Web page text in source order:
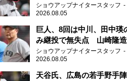
当たった」
ショウアップナイタースタッフ
2026.08.05
巨人、8回は中川、田中瑛
み継投で無失点 山崎隆
実に勝ちにいくところ」
ショウアップナイタースタッフ
2026.08.05
天谷氏、広島の若手野手